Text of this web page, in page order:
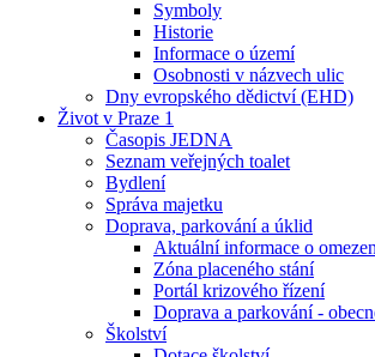
Symboly
Historie
Informace o území
Osobnosti v názvech ulic
Dny evropského dědictví (EHD)
Život v Praze 1
Časopis JEDNA
Seznam veřejných toalet
Bydlení
Správa majetku
Doprava, parkování a úklid
Aktuální informace o
Zóna placeného stání
Portál krizového řízení
Doprava a parkování -
Školství